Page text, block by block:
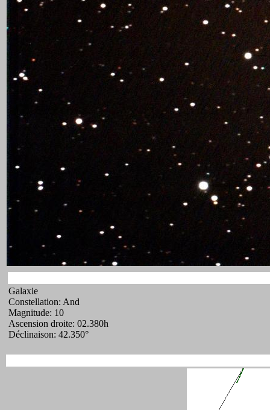
Galaxie
Constellation: And
Magnitude: 10
Ascension droite: 02.380h
Déclinaison: 42.350°